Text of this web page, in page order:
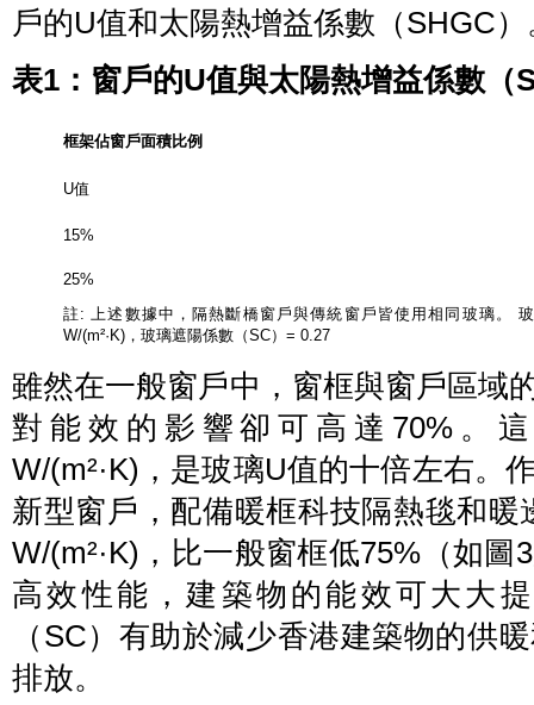
戶的U值和太陽熱增益係數（SHGC）
表1：窗戶的U值與太陽熱增益係數（
框架佔窗戶面積比例
U值
15%
25%
註: 上述數據中，隔熱斷橋窗戶與傳統窗戶皆使用相同玻璃。
W/(m²·K)，玻璃遮陽係數（SC）= 0.27
雖然在一般窗戶中，窗框與窗戶區域
對能效的影響卻可高達70%。
W/(m²·K)，是玻璃U值的十倍左右。
新型窗戶，配備暖框科技隔熱毯和
W/(m²·K)，比一般窗框低75%（如
高效性能，建築物的能效可大大
（SC）有助於減少香港建築物的供
排放。